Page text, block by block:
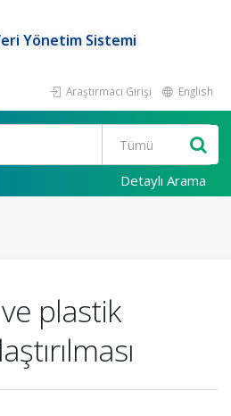
Yönetim Sistemi
Araştırmacı Girişi English
Detaylı Arama
plastik